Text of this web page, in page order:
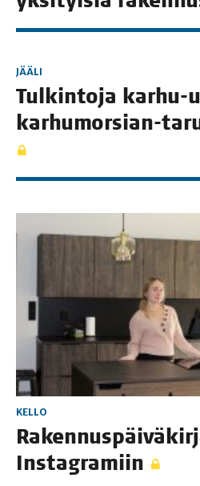
JÄÄLI
Tul­kin­to­ja kar­hu-
kar­hu­mor­sian-
KELLO
Instagramiin